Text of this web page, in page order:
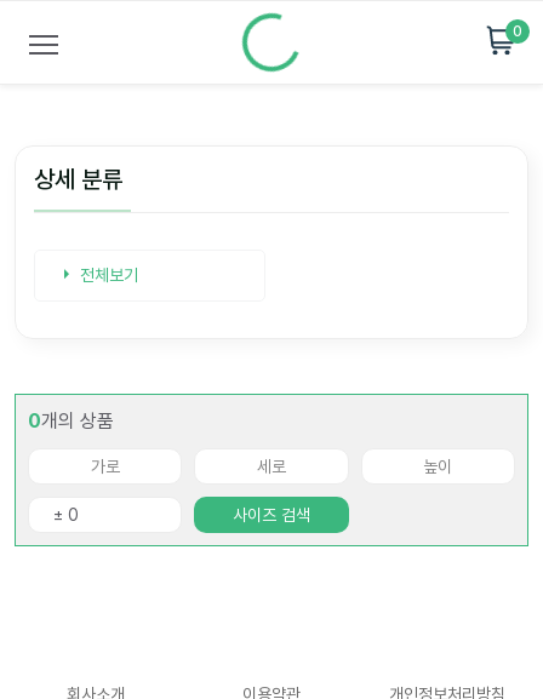
0
상세 분류
전체보기
0개의 상품
사이즈 검색
회사소개 이용약관 개인정보처리방침